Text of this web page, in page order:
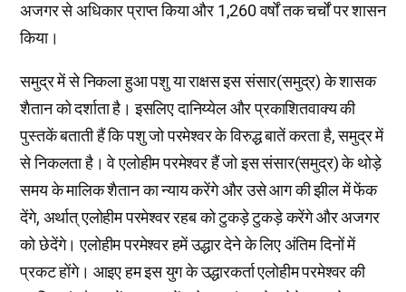
अजगर से अधिकार प्राप्त किया और 1,260 वर्षों तक चर्चों पर शासन
किया।
समुद्र में से निकला हुआ पशु या राक्षस इस संसार(समुद्र) के शासक
शैतान को दर्शाता है। इसलिए दानिय्येल और प्रकाशितवाक्य की
पुस्तकें बताती हैं कि पशु जो परमेश्वर के विरुद्ध बातें करता है, समुद्र में
से निकलता है। वे एलोहीम परमेश्वर हैं जो इस संसार(समुद्र) के थोड़े
समय के मालिक शैतान का न्याय करेंगे और उसे आग की झील में फेंक
देंगे, अर्थात् एलोहीम परमेश्वर रहब को टुकड़े टुकड़े करेंगे और अजगर
को छेदेंगे। एलोहीम परमेश्वर हमें उद्धार देने के लिए अंतिम दिनों में
प्रकट होंगे। आइए हम इस युग के उद्धारकर्ता एलोहीम परमेश्वर की